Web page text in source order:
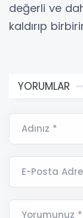
değerli ve
kaldırıp
YORUMLAR
Adınız *
E-Posta
Yorumunuz *